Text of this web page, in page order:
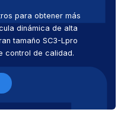
para obtener más
dinámica de alta
tamaño SC3-Lpro
control de calidad.